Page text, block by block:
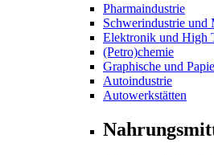
Pharmaindustrie
Schwerindustrie und
Elektronik und High
(Petro)chemie
Graphische und
Autoindustrie
Autowerkstätten